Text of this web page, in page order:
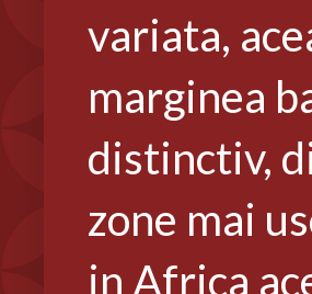
variata,
marginea
distinctiv,
zone mai
in Africa